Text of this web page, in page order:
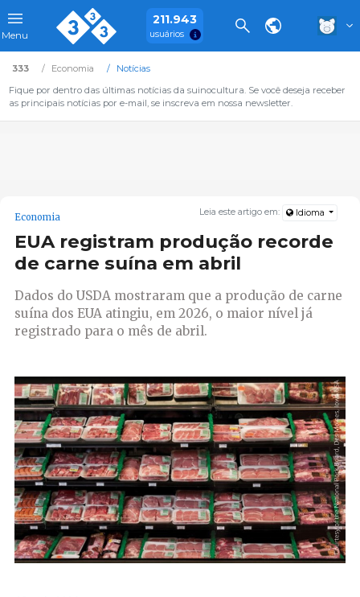
Menu
211.943
usuários
333 Economia
Notícias
Fique por dentro das últimas notícias da suinocultura. Se você deseja receber
as principais notícias por e-mail, se inscreva em nossa newsletter.
Leia este artigo em: Idioma
Economia
EUA registram produção recorde
de carne suína em abril
Dados do USDA mostraram que a produção de carne
suína dos EUA atingiu, em 2026, o maior nível já
registrado para o mês de abril.